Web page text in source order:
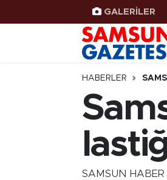
GALERİLER
HABERLER
SAMSUN
Samsun Haber
Samsunspor
Samsun Rehberi
Resmi İlanlar
Samsun Nöbetçi
Samsun Hava Durumu
SAMSUN Namaz Vakitleri
Samsun Trafik Yoğunluk
Süper Lig Puan Durumu